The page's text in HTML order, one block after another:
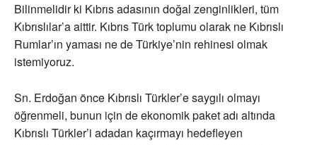
Bilinmelidir ki Kıbrıs adasının doğal zenginlikleri, tüm
Kıbrıslılar’a aittir. Kıbrıs Türk toplumu olarak ne Kıbrıslı
Rumlar’ın yaması ne de Türkiye’nin rehinesi olmak
istemiyoruz.
Sn. Erdoğan önce Kıbrıslı Türkler’e saygılı olmayı
öğrenmeli, bunun için de ekonomik paket adı altında
Kıbrıslı Türkler’i adadan kaçırmayı hedefleyen